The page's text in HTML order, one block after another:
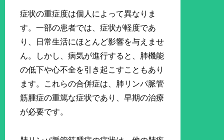
症状の重症度は個人によって異なりま
す。一部の患者では、症状が軽度であ
り、日常生活にほとんど影響を与えませ
ん。しかし、病気が進行すると、肺機能
の低下や心不全を引き起こすこともあり
ます。これらの合併症は、肺リンパ脈管
筋腫症の重篤な症状であり、早期の治療
が必要です。